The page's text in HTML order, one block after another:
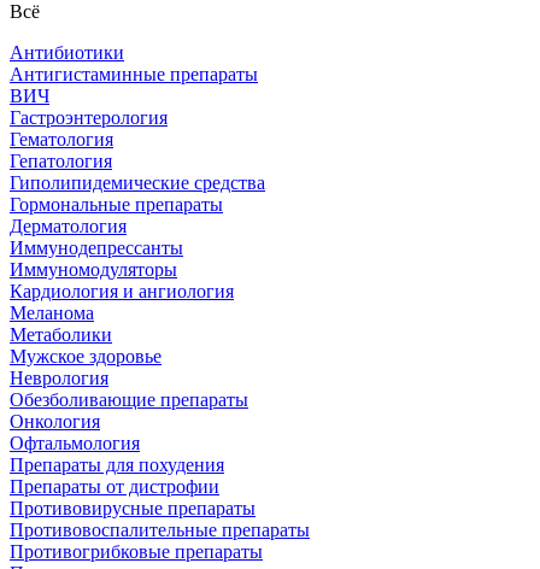
Всё
Антибиотики
Антигистаминные препараты
ВИЧ
Гастроэнтерология
Гематология
Гепатология
Гиполипидемические средства
Гормональные препараты
Дерматология
Иммунодепрессанты
Иммуномодуляторы
Кардиология и ангиология
Меланома
Метаболики
Мужское здоровье
Неврология
Обезболивающие препараты
Онкология
Офтальмология
Препараты для похудения
Препараты от дистрофии
Противовирусные препараты
Противовоспалительные препараты
Противогрибковые препараты